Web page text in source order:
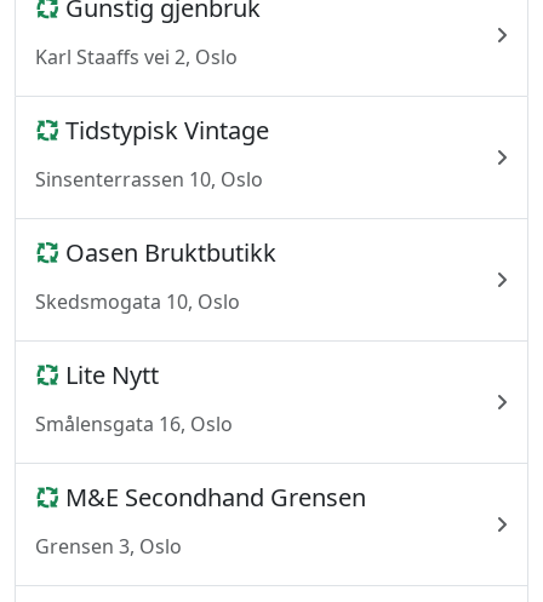
Gunstig gjenbruk
Karl Staaffs vei 2, Oslo
Tidstypisk Vintage
Sinsenterrassen 10, Oslo
Oasen Bruktbutikk
Skedsmogata 10, Oslo
Lite Nytt
Smålensgata 16, Oslo
M&E Secondhand Grensen
Grensen 3, Oslo